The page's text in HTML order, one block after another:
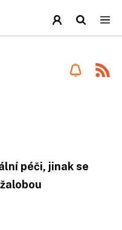
péči, jinak se